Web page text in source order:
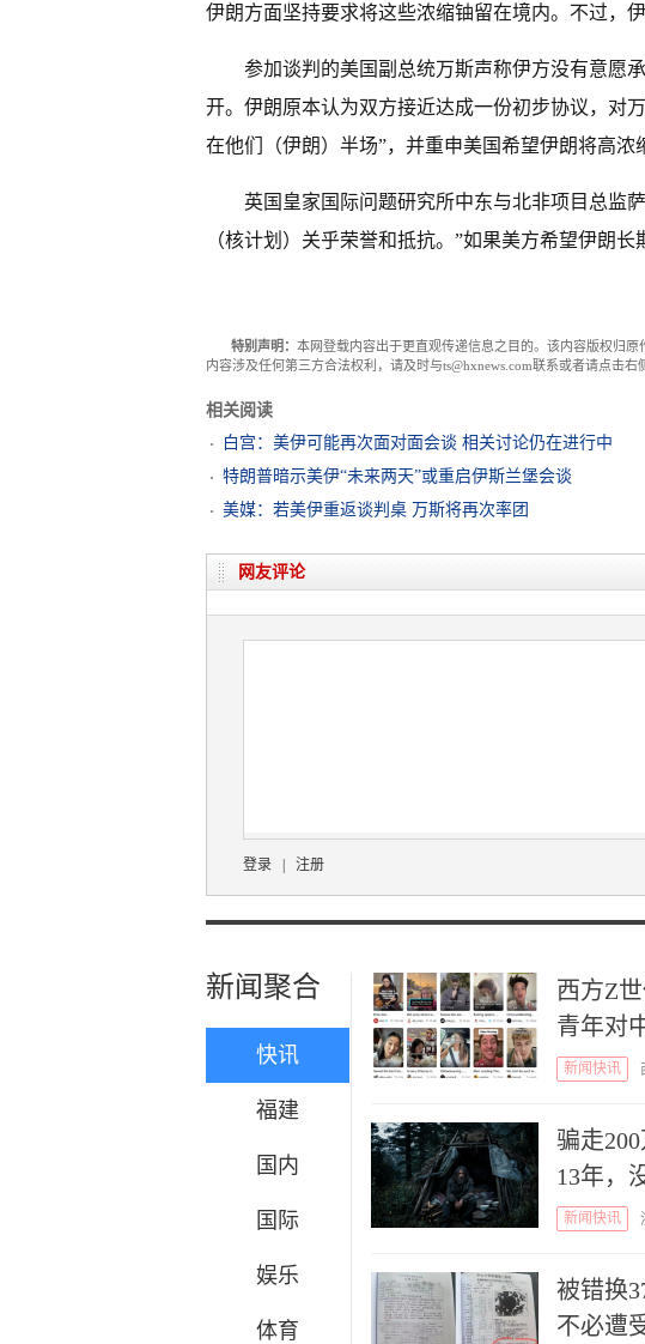
伊朗方面坚持要求将这些浓缩铀留在境内。不过，
参加谈判的美国副总统万斯声称伊方没有意愿
开。伊朗原本认为双方接近达成一份初步协议，对
在他们（伊朗）半场”，并重申美国希望伊朗将高浓
英国皇家国际问题研究所中东与北非项目总监
（核计划）关乎荣誉和抵抗。”如果美方希望伊朗长
特别声明： 本网登载内容出于更直观传递信息之目的。该内容版权归
内容涉及任何第三方合法权利，请及时与ts@hxnews.com联系或者请点击右
相关阅读
白宫：美伊可能再次面对面会谈 相关讨论仍在进行中
特朗普暗示美伊“未来两天”或重启伊斯兰堡会谈
美媒：若美伊重返谈判桌 万斯将再次率团
网友评论
登录 | 注册
新闻聚合
快讯
福建
国内
国际
娱乐
体育
西方Z
青年对
新闻快讯
骗走
13年，
新闻快讯
被错换
不必遭